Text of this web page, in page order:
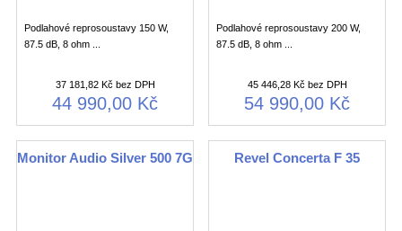
Podlahové reprosoustavy 150 W,
87.5 dB, 8 ohm ...
37 181,82 Kč bez DPH
44 990,00 Kč
Podlahové reprosoustavy 200 W,
87.5 dB, 8 ohm ...
45 446,28 Kč bez DPH
54 990,00 Kč
Monitor Audio Silver 500 7G Revel Concerta F 35